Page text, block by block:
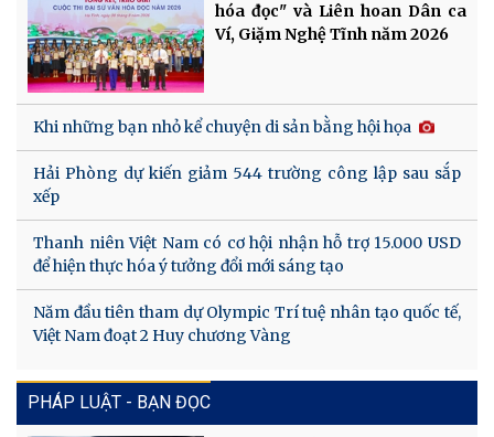
hóa đọc" và Liên hoan Dân ca
Ví, Giặm Nghệ Tĩnh năm 2026
Khi những bạn nhỏ kể chuyện di sản bằng hội họa
Hải Phòng dự kiến giảm 544 trường công lập sau sắp
xếp
Thanh niên Việt Nam có cơ hội nhận hỗ trợ 15.000 USD
để hiện thực hóa ý tưởng đổi mới sáng tạo
Năm đầu tiên tham dự Olympic Trí tuệ nhân tạo quốc tế,
Việt Nam đoạt 2 Huy chương Vàng
PHÁP LUẬT - BẠN ĐỌC